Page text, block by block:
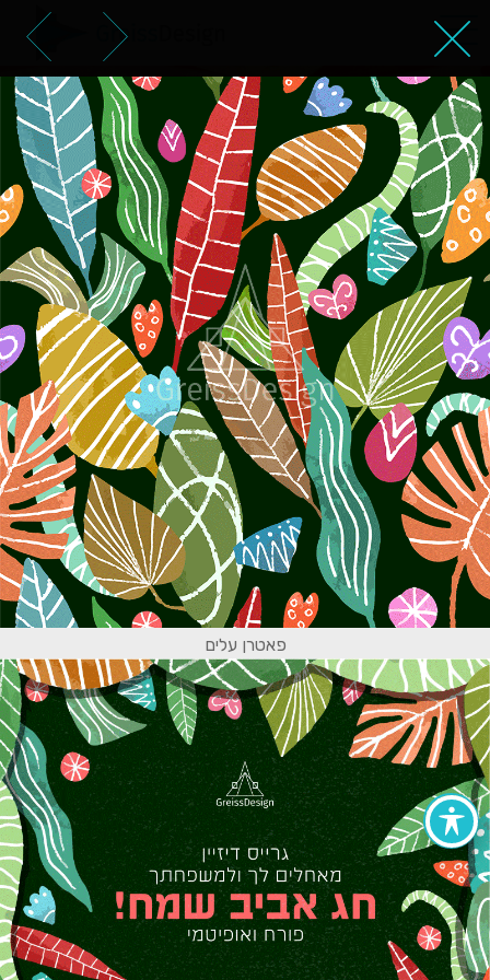
פאטרן צמחיה עם עלים וצורות
פאטרן עלים
הצהרת נגישות אתרים מומלצים מפת אתר
צור קשר
קישורים של גרייס דיזיין
כל הזכויות שמורות © גרייס דיזיין - מיתוג, עיצוב לדיגיטל ולפרינט, קורס
גרפיקה